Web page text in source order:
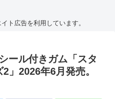
ト広告を利用しています。
ール付きガム「スタ
」2026年6月発売。